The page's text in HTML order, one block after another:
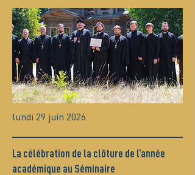
lundi 29 juin 2026
La célébration de la clôture de l’année
académique au Séminaire